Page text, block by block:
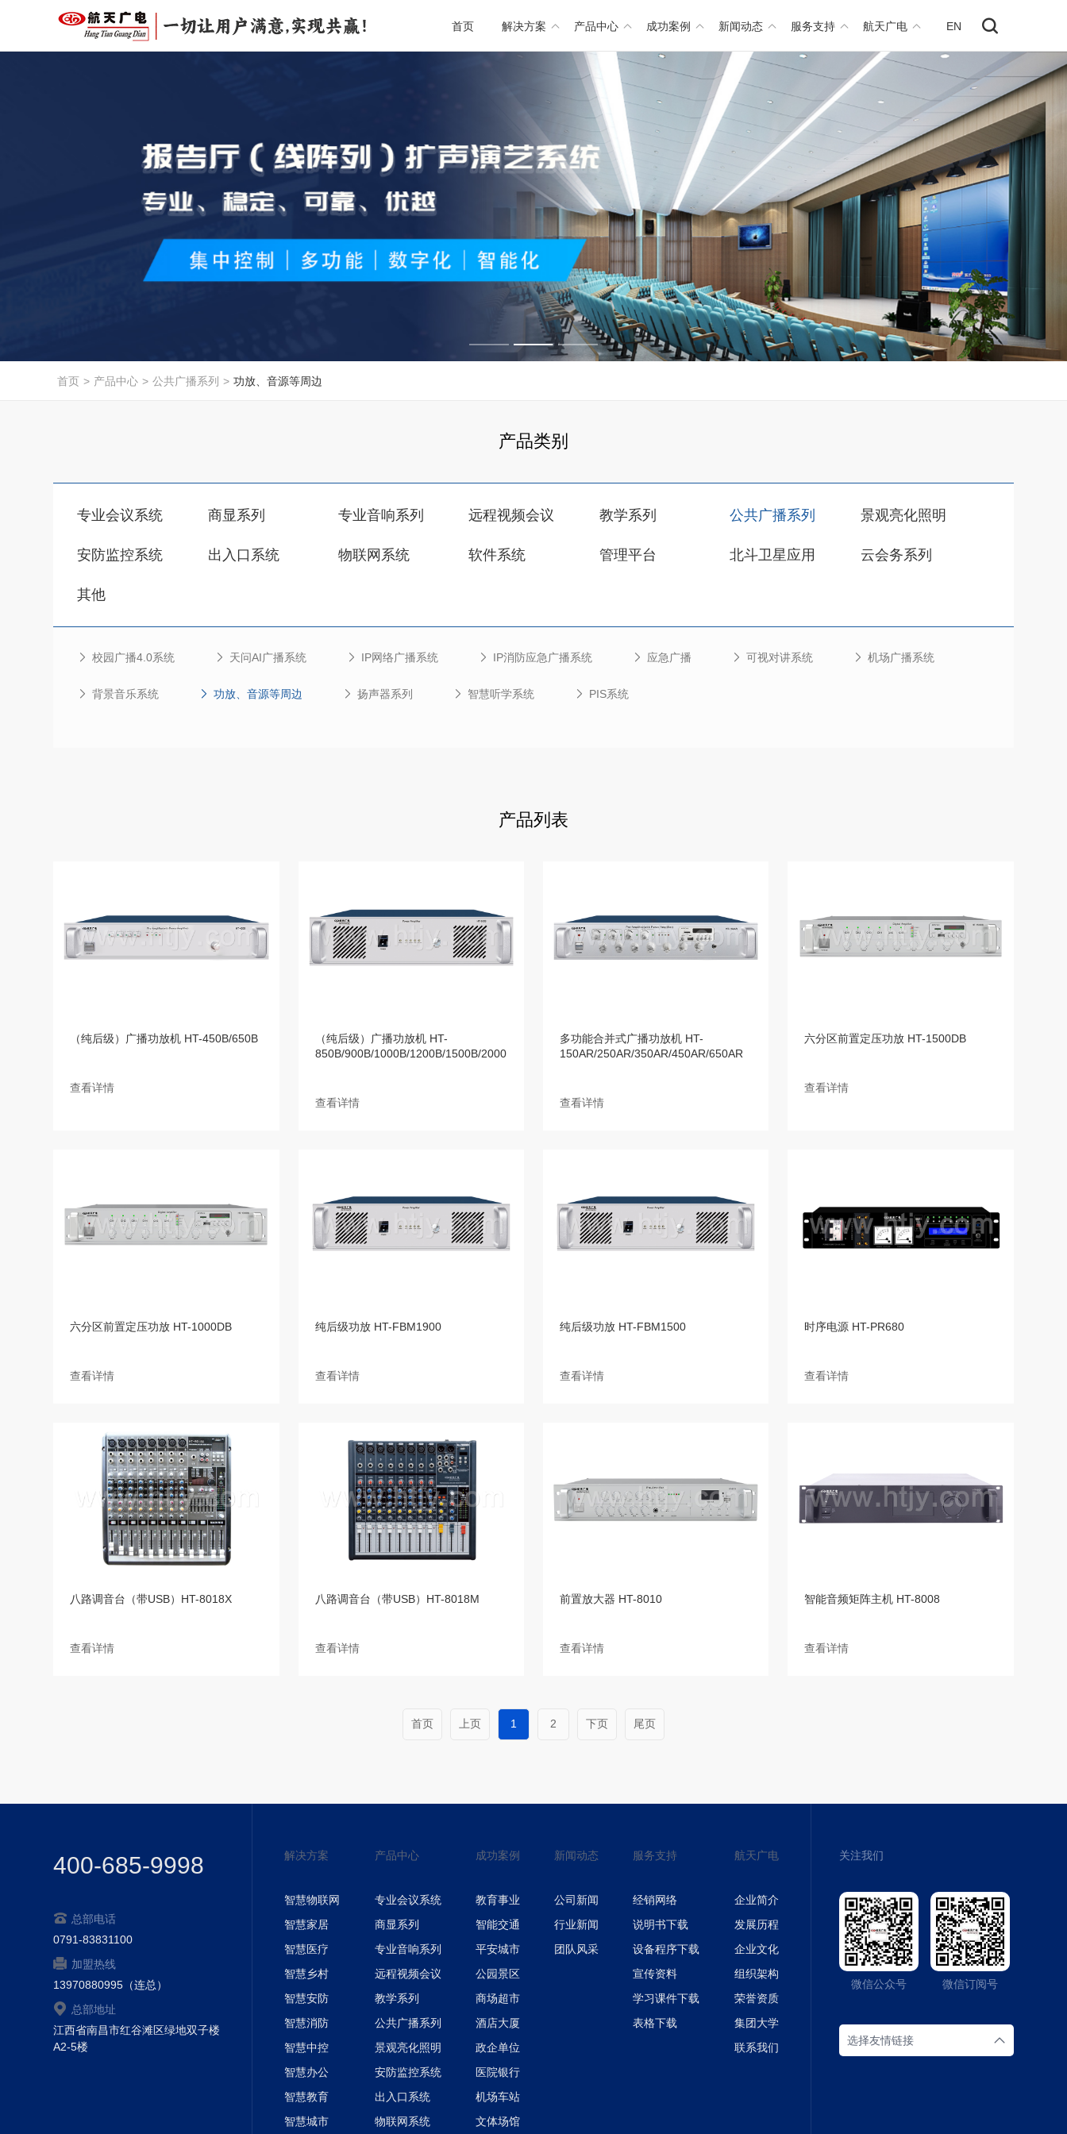
首页 解决方案 产品中心 成功案例 新闻动态 服务支持 航天广电 EN
首页 > 产品中心 > 公共广播系列 > 功放、音源等周边
产品类别
专业会议系统 商显系列 专业音响系列 远程视频会议 教学系列 公共广播系列 景观亮化照明
安防监控系统 出入口系统 物联网系统 软件系统 管理平台 北斗卫星应用 云会务系列
其他
校园广播4.0系统 天问AI广播系统 IP网络广播系统 IP消防应急广播系统 应急广播 可视对讲系统 机场广播系统
背景音乐系统 功放、音源等周边 扬声器系列 智慧听学系统 PIS系统
产品列表
（纯后级）广播功放机 HT-450B/650B
查看详情
（纯后级）广播功放机 HT-
850B/900B/1000B/1200B/1500B/2000B
查看详情
多功能合并式广播功放机 HT-
150AR/250AR/350AR/450AR/650AR
查看详情
六分区前置定压功放 HT-1500DB
查看详情
六分区前置定压功放 HT-1000DB
查看详情
纯后级功放 HT-FBM1900
查看详情
纯后级功放 HT-FBM1500
查看详情
时序电源 HT-PR680
查看详情
八路调音台（带USB）HT-8018X
查看详情
八路调音台（带USB）HT-8018M
查看详情
前置放大器 HT-8010
查看详情
智能音频矩阵主机 HT-8008
查看详情
首页 上页 1 2 下页 尾页
400-685-9998
总部电话
0791-83831100
加盟热线
13970880995（连总）
总部地址
江西省南昌市红谷滩区绿地双子楼
A2-5楼
解决方案
智慧物联网
智慧家居
智慧医疗
智慧乡村
智慧安防
智慧消防
智慧中控
智慧办公
智慧教育
智慧城市
产品中心
专业会议系统
商显系列
专业音响系列
远程视频会议
教学系列
公共广播系列
景观亮化照明
安防监控系统
出入口系统
物联网系统
成功案例
教育事业
智能交通
平安城市
公园景区
商场超市
酒店大厦
政企单位
医院银行
机场车站
文体场馆
新闻动态
公司新闻
行业新闻
团队风采
服务支持
经销网络
说明书下载
设备程序下载
宣传资料
学习课件下载
表格下载
航天广电
企业简介
发展历程
企业文化
组织架构
荣誉资质
集团大学
联系我们
关注我们
微信公众号 微信订阅号
选择友情链接